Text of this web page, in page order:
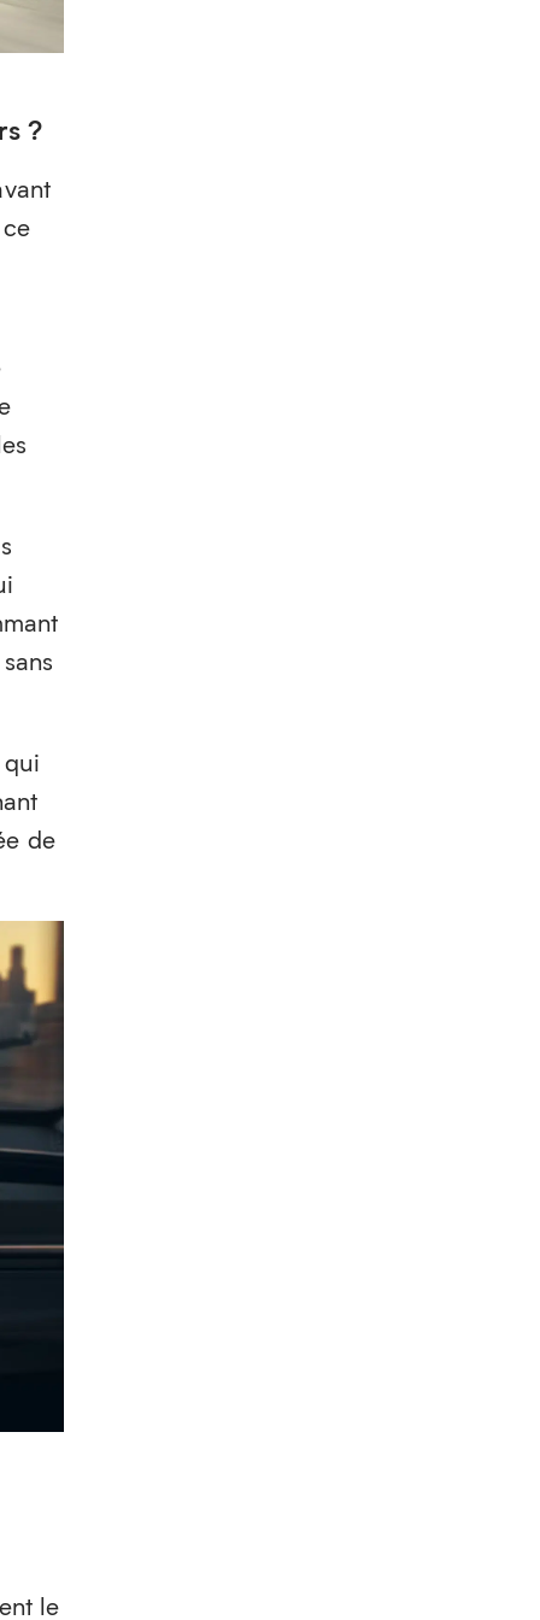
?
de
le